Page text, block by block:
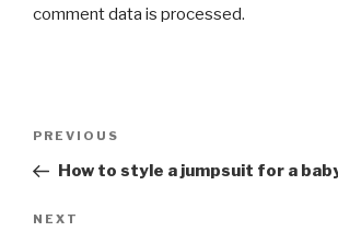
comment data is processed.
Post
Previous
Post
PREVIOUS
How to style a jumpsuit for a
Next
NEXT